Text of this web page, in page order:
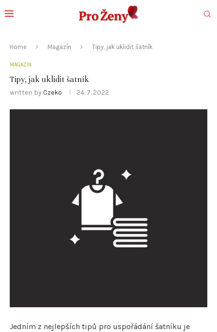
Home Magazín Tipy, jak uklidit šatník
MAGAZÍN
Tipy, jak uklidit šatník
written by Czeko 24. 7. 2022
Jedním z nejlepších tipů pro uspořádání šatníku je